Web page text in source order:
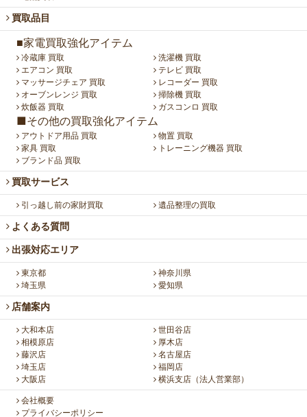
買取品目
■家電買取強化アイテム
冷蔵庫 買取
洗濯機 買取
エアコン 買取
テレビ 買取
マッサージチェア 買取
レコーダー 買取
オーブンレンジ 買取
掃除機 買取
炊飯器 買取
ガスコンロ 買取
■その他の買取強化アイテム
アウトドア用品 買取
物置 買取
家具 買取
トレーニング機器 買取
ブランド品 買取
買取サービス
引っ越し前の家財買取 遺品整理の買取
よくある質問
出張対応エリア
東京都
神奈川県
埼玉県
愛知県
店舗案内
大和本店
世田谷店
相模原店
厚木店
藤沢店
名古屋店
埼玉店
福岡店
大阪店
横浜支店（法人営業部）
会社概要
プライバシーポリシー